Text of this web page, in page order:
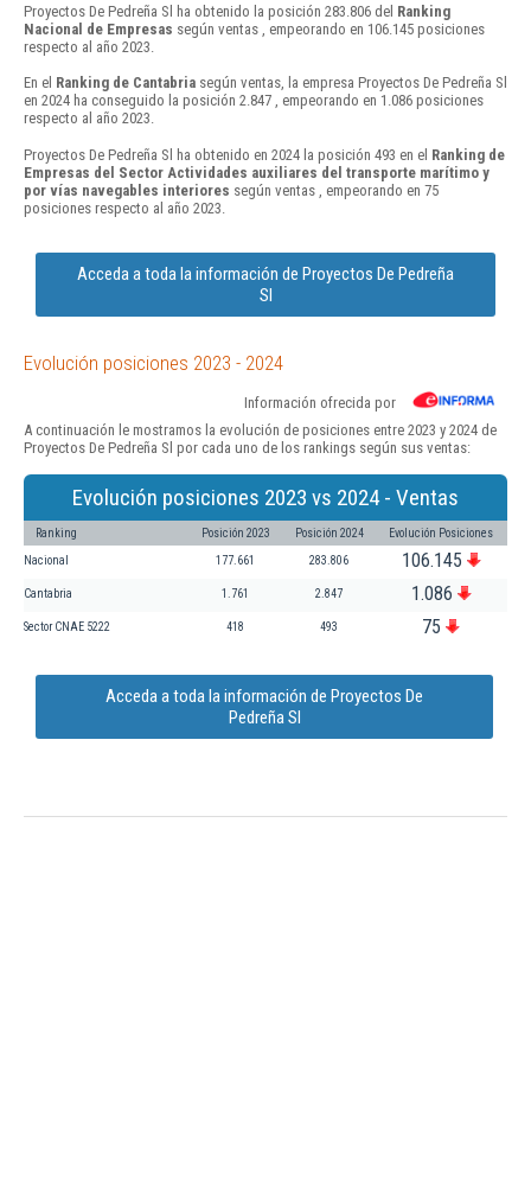
Proyectos De Pedreña Sl ha obtenido la posición 283.806 del Ranking
Nacional de Empresas según ventas , empeorando en 106.145 posiciones
respecto al año 2023.
En el Ranking de Cantabria según ventas, la empresa Proyectos De Pedreña Sl
en 2024 ha conseguido la posición 2.847 , empeorando en 1.086 posiciones
respecto al año 2023.
Proyectos De Pedreña Sl ha obtenido en 2024 la posición 493 en el Ranking de
Empresas del Sector Actividades auxiliares del transporte marítimo y
por vías navegables interiores según ventas , empeorando en 75
posiciones respecto al año 2023.
Acceda a toda la información de Proyectos De Pedreña
Sl
Evolución posiciones 2023 - 2024
Información ofrecida por
A continuación le mostramos la evolución de posiciones entre 2023 y 2024 de
Proyectos De Pedreña Sl por cada uno de los rankings según sus ventas:
Evolución posiciones 2023 vs 2024 - Ventas
Ranking Posición 2023 Posición 2024 Evolución Posiciones
Nacional 177.661 283.806 106.145
Cantabria 1.761 2.847 1.086
Sector CNAE 5222 418 493 75
Acceda a toda la información de Proyectos De
Pedreña Sl